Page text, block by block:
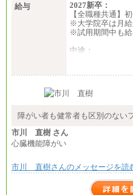
給与
2027新卒：
【全職種共通】
※大学院卒は月給
※試用期間中も
中途：
（１）～（４）
※経験・年齢など
※業務内容・勤
※試用期間中も
障がい者も健常者も区別のない
市川 直樹 さん
心臓機能障がい
市川 直樹さんのメッセージを読